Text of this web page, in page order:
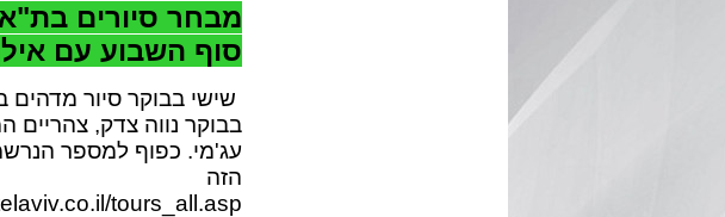
מבחר סיורים
סוף השבוע עם
שישי בבוקר סיור
בבוקר נווה צדק,
עג'מי. כפוף למספר
הזה
tours_all.asp